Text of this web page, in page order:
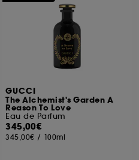
GUCCI
The Alchemist's Garden A
Reason To Love
Eau de Parfum
345,00€
345,00€ / 100ml